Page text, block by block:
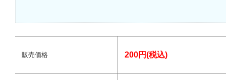
販売価格 200円(税込)